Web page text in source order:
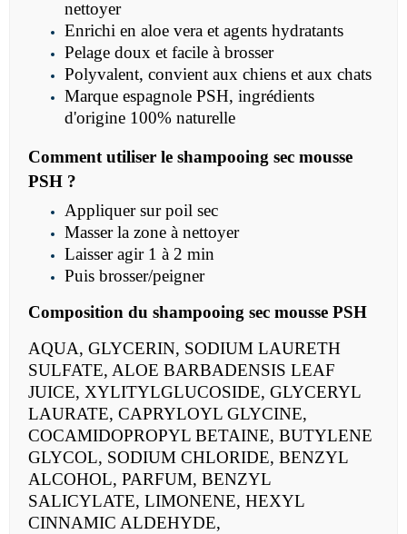
nettoyer
Enrichi en aloe vera et agents hydratants
Pelage doux et facile à brosser
Polyvalent, convient aux chiens et aux chats
Marque espagnole PSH, ingrédients
d'origine 100% naturelle
Comment utiliser le shampooing sec mousse
PSH ?
Appliquer sur poil sec
Masser la zone à nettoyer
Laisser agir 1 à 2 min
Puis brosser/peigner
Composition du shampooing sec mousse PSH
AQUA, GLYCERIN, SODIUM LAURETH
SULFATE, ALOE BARBADENSIS LEAF
JUICE, XYLITYLGLUCOSIDE, GLYCERYL
LAURATE, CAPRYLOYL GLYCINE,
COCAMIDOPROPYL BETAINE, BUTYLENE
GLYCOL, SODIUM CHLORIDE, BENZYL
ALCOHOL, PARFUM, BENZYL
SALICYLATE, LIMONENE, HEXYL
CINNAMIC ALDEHYDE,